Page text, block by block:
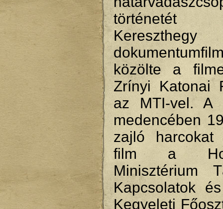
történetét
közölte a
Zrínyi Katonai
az MTI-vel. A
medencében
zajló harcokat
film a
Minisztérium
Kapcsolatok
Kegyeleti